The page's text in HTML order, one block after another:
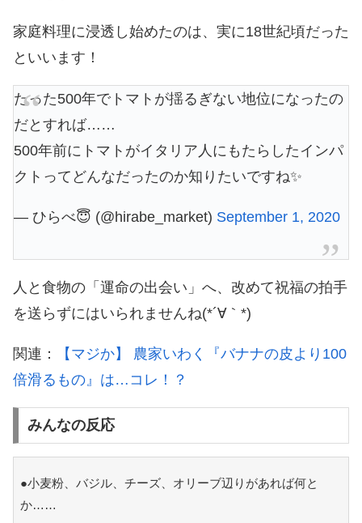
家庭料理に浸透し始めたのは、実に18世紀頃だった
といいます！
たった500年でトマトが揺るぎない地位になったの
だとすれば……
500年前にトマトがイタリア人にもたらしたインパ
クトってどんなだったのか知りたいですね✨
— ひらべ😇 (@hirabe_market) September 1, 2020
人と食物の「運命の出会い」へ、改めて祝福の拍手
を送らずにはいられませんね(*´∀｀*)
関連：
【マジか】 農家いわく『バナナの皮より100
倍滑るもの』は…コレ！？
みんなの反応
●小麦粉、バジル、チーズ、オリーブ辺りがあれば何と
か……